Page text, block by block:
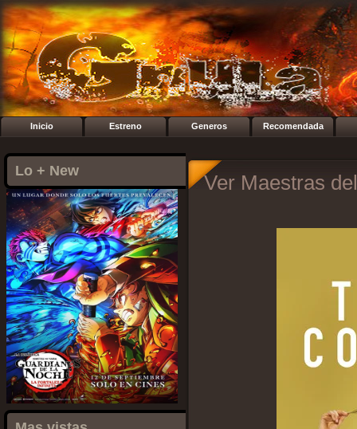
Inicio Estreno Generos Recomendada
Lo + New Ver Maestras